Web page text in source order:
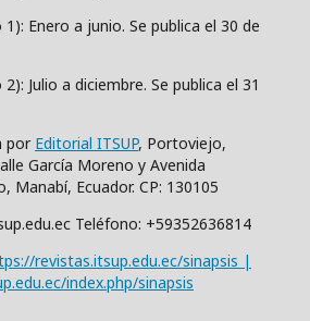
Enero a junio. Se publica el 30 de
Julio a diciembre. Se publica el 31
por Editorial ITSUP, Portoviejo,
García Moreno y Avenida
Manabí, Ecuador. CP: 130105
Teléfono: +59352636814
revistas.itsup.edu.ec/sinapsis |
index.php/sinapsis